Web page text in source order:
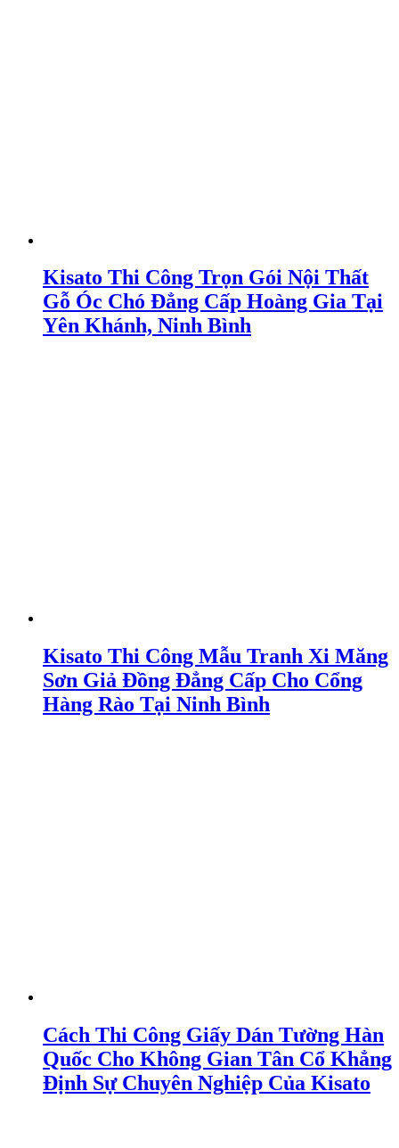
Kisato Thi Công Trọn Gói Nội Thất
Gỗ Óc Chó Đẳng Cấp Hoàng Gia Tại
Yên Khánh, Ninh Bình
Kisato Thi Công Mẫu Tranh Xi Măng
Sơn Giả Đồng Đẳng Cấp Cho Cổng
Hàng Rào Tại Ninh Bình
Cách Thi Công Giấy Dán Tường Hàn
Quốc Cho Không Gian Tân Cổ Khẳng
Định Sự Chuyên Nghiệp Của Kisato